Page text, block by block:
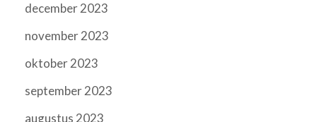
december 2023
november 2023
oktober 2023
september 2023
augustus 2023